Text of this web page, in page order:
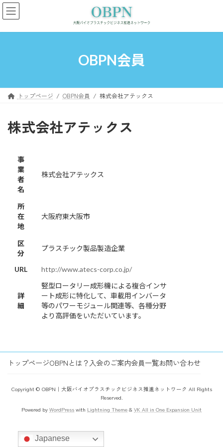
コ
ン
ン
ナ
ビ
ー
OBPN会員
トップページ OBPN会員 株式会社アテックス
株式会社アテックス
事
業
者
名
株式会社アテックス
所
在
地
大阪府東大阪市
区
分
プラスチック製品製造企業
URL http://www.atecs-corp.co.jp/
詳
細
竪型ロータリー成形機による複合インサ
ート成形に特化して、車載用インバータ
等のパワーモジュール関連等、各種分野
より高評価をいただいています。
トップページOBPNとは？ 入会のご案内会員一覧お問い合わせ
Copyright © OBPN｜大阪バイオプラスチックビジネス推進ネットワーク All Rights
Reserved.
Powered by WordPress with Lightning Theme & VK All in One Expansion Unit
Japanese